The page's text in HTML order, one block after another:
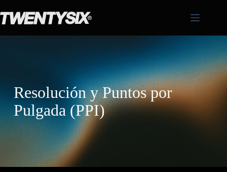
Resolución y Puntos por
Pulgada (PPI)